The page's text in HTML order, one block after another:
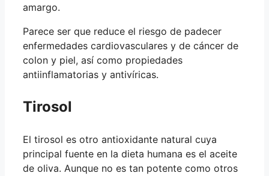
amargo.
Parece ser que reduce el riesgo de padecer
enfermedades cardiovasculares y de cáncer de
colon y piel, así como propiedades
antiinflamatorias y antivíricas.
Tirosol
El tirosol es otro antioxidante natural cuya
principal fuente en la dieta humana es el aceite
de oliva. Aunque no es tan potente como otros